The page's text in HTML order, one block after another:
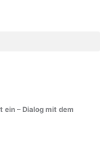
ein – Dialog mit dem